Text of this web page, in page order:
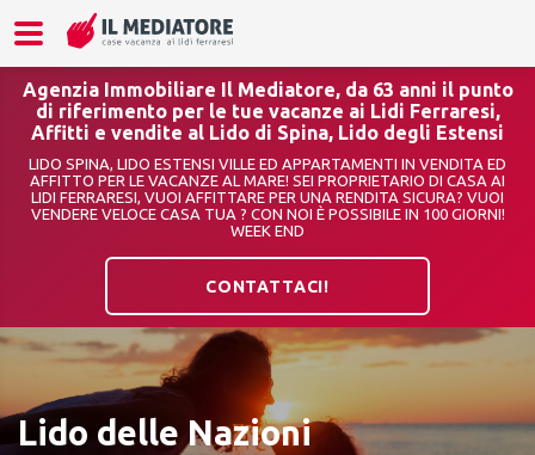
Agenzia Immobiliare Il Mediatore, da 63 anni il punto
di riferimento per le tue vacanze ai Lidi Ferraresi,
Affitti e vendite al Lido di Spina, Lido degli Estensi
LIDO SPINA, LIDO ESTENSI VILLE ED APPARTAMENTI IN VENDITA ED
AFFITTO PER LE VACANZE AL MARE! SEI PROPRIETARIO DI CASA AI
LIDI FERRARESI, VUOI AFFITTARE PER UNA RENDITA SICURA? VUOI
VENDERE VELOCE CASA TUA ? CON NOI È POSSIBILE IN 100 GIORNI!
WEEK END
CONTATTACI!
Lido delle Nazioni